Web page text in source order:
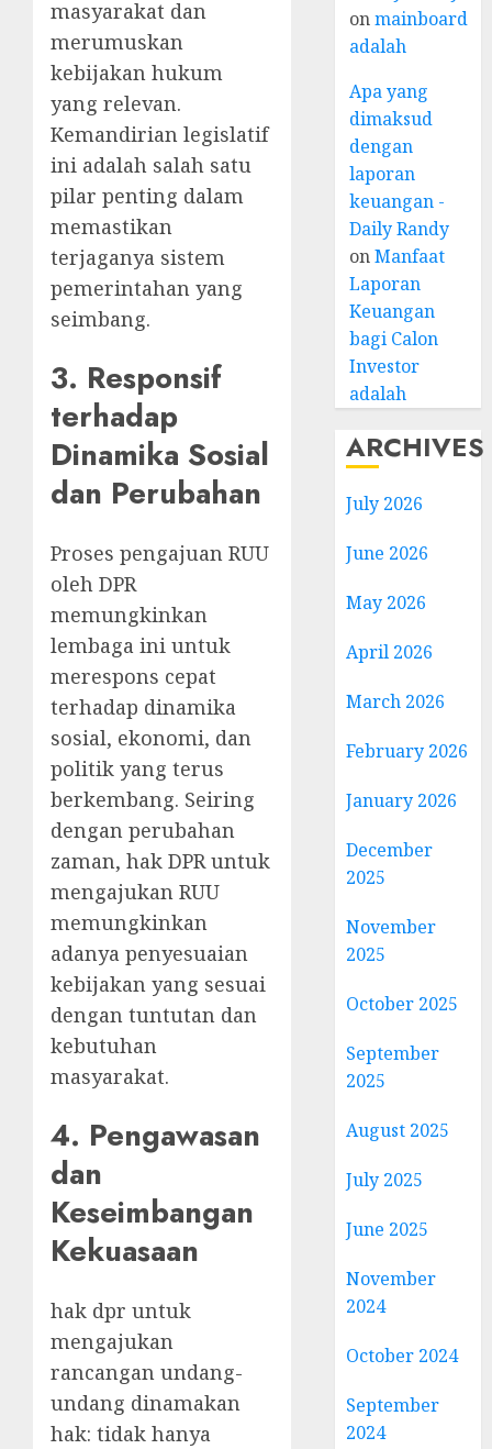
masyarakat dan
merumuskan
kebijakan hukum
yang relevan.
Kemandirian legislatif
ini adalah salah satu
pilar penting dalam
memastikan
terjaganya sistem
pemerintahan yang
seimbang.
3. Responsif
terhadap
Dinamika Sosial
dan Perubahan
Proses pengajuan RUU
oleh DPR
memungkinkan
lembaga ini untuk
merespons cepat
terhadap dinamika
sosial, ekonomi, dan
politik yang terus
berkembang. Seiring
dengan perubahan
zaman, hak DPR untuk
mengajukan RUU
memungkinkan
adanya penyesuaian
kebijakan yang sesuai
dengan tuntutan dan
kebutuhan
masyarakat.
4. Pengawasan
dan
Keseimbangan
Kekuasaan
hak dpr untuk
mengajukan
rancangan undang-
undang dinamakan
hak: tidak hanya
onmainboard
adalah
Apa yang
dimaksud
dengan
laporan
keuangan -
Daily Randy
onManfaat
Laporan
Keuangan
bagi Calon
Investor
adalah
ARCHIVES
July 2026
June 2026
May 2026
April 2026
March 2026
February 2026
January 2026
December
2025
November
2025
October 2025
September
2025
August 2025
July 2025
June 2025
November
2024
October 2024
September
2024